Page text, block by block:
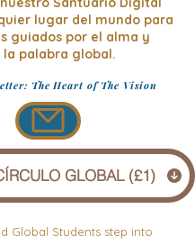
lugar del mundo para
guiados por el alma y
palabra global.
The Heart of The Vision
GLOBAL (£1)
Global Students step into